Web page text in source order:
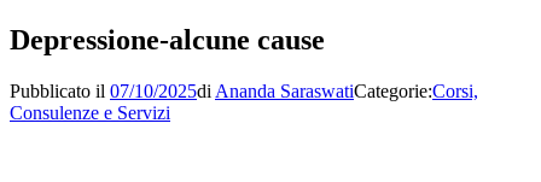
Depressione-alcune cause
Pubblicato il 07/10/2025di Ananda SaraswatiCategorie:Corsi,
Consulenze e Servizi